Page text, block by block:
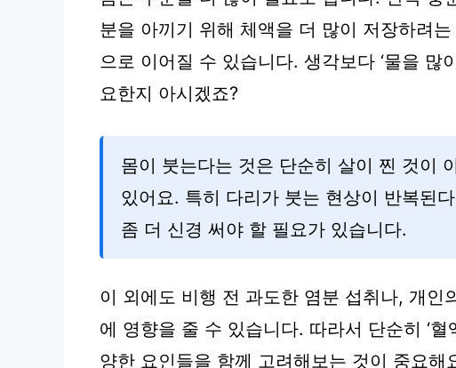
분을 아끼기 위해 체액을 더 많이 저장하려
으로 이어질 수 있습니다. 생각보다 ‘물을 많
요한지 아시겠죠?
몸이 붓는다는 것은 단순히 살이 찐 것이
있어요. 특히 다리가 붓는 현상이 반복된
좀 더 신경 써야 할 필요가 있습니다.
이 외에도 비행 전 과도한 염분 섭취나, 개
에 영향을 줄 수 있습니다. 따라서 단순히 ‘
양한 요인들을 함께 고려해보는 것이 중요